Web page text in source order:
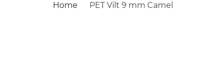
Home PET Vilt 9 mm Camel